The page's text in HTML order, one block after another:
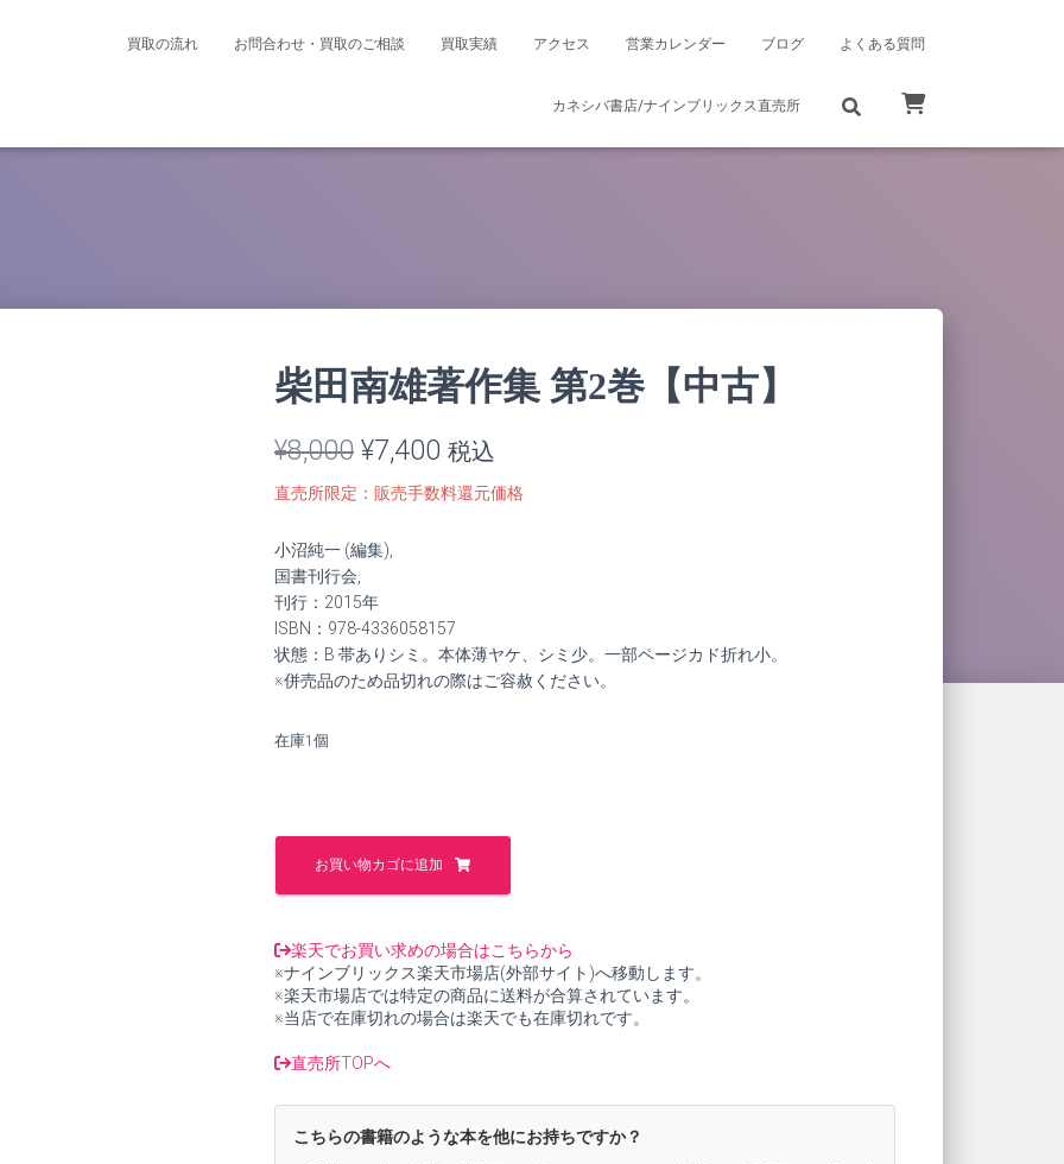
買取の流れ お問合わせ・買取のご相談 買取実績 アクセス 営業カレンダー ブログ よくある質問
カネシバ書店/ナインブリックス直売所
柴田南雄著作集 第2巻【中古】
¥8,000 元
の
価
は
¥8,000
¥7,400 現
在
格
は
税込
直売所限定：販売手数料還元価格
小沼純一 (編集),
国書刊行会,
刊行：2015年
ISBN：978-4336058157
状態：B 帯ありシミ。本体薄ヤケ、シミ少。一部ページカド折れ小。
※併売品のため品切れの際はご容赦ください。
在庫1個
柴
雄
作
集
第
2
【中
個
お買い物カゴに追加
楽天でお買い求めの場合はこちらから
※ナインブリックス楽天市場店(外部サイト)へ移動します。
※楽天市場店では特定の商品に送料が合算されています。
※当店で在庫切れの場合は楽天でも在庫切れです。
直売所TOPへ
こちらの書籍のような本を他にお持ちですか？